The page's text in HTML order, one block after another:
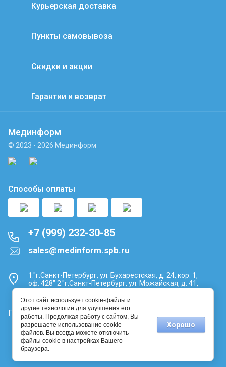
Курьерская доставка
Пункты самовывоза
Скидки и акции
Гарантии и возврат
Мединформ
© 2023 - 2026 Мединформ
Способы оплаты
+7 (999) 232-30-85
sales@medinform.spb.ru
1."г.Санкт-Петербург, ул. Бухарестская, д. 24, кор. 1,
оф. 428" 2."г.Санкт-Петербург, ул. Можайская, д. 41,
Политика конфиденциальности
Компания Мегагрупп:
Этот сайт использует cookie-файлы и
другие технологии для улучшения его
работы. Продолжая работу с сайтом, Вы
разрешаете использование cookie-
файлов. Вы всегда можете отключить
файлы cookie в настройках Вашего
браузера.
Хорошо